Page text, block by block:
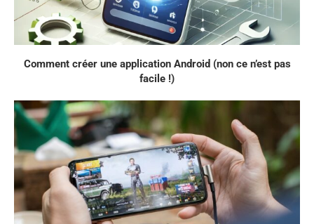
Comment créer une application Android (non ce n’est pas
facile !)